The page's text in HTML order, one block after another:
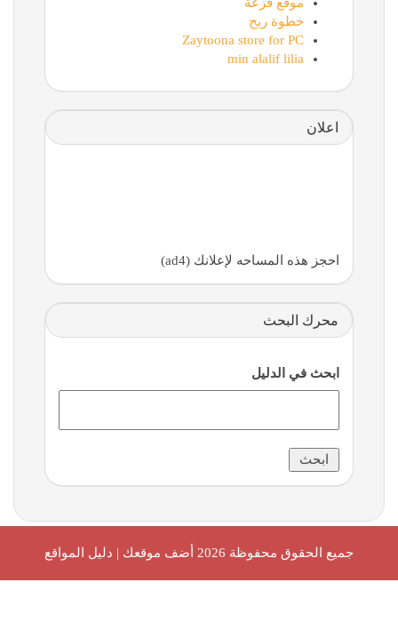
خطوة ربح
Zaytoona store for PC
min alalif lilia
اعلان
احجز هذه المساحه لإعلانك (ad4)
محرك البحث
ابحث في الدليل
جميع الحقوق محفوظة 2026 أضف موقعك | دليل المواقع